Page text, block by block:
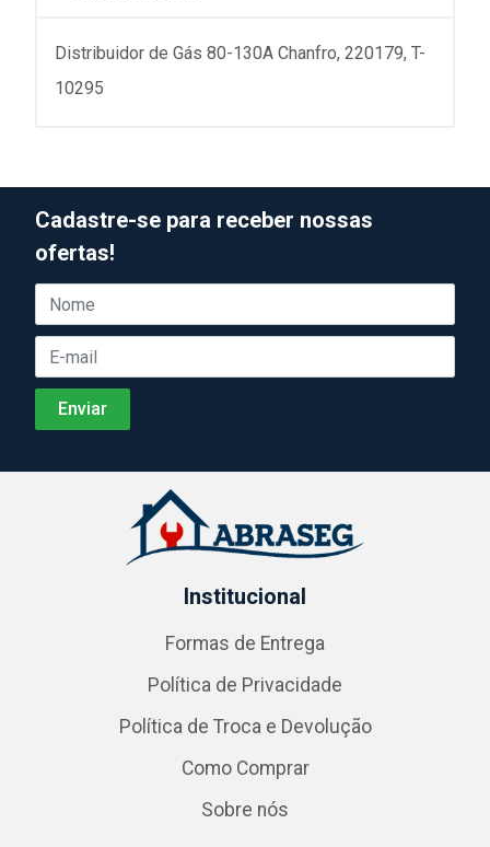
Distribuidor de Gás 80-130A Chanfro, 220179, T-
10295
Cadastre-se para receber nossas
ofertas!
Institucional
Formas de Entrega
Política de Privacidade
Política de Troca e Devolução
Como Comprar
Sobre nós